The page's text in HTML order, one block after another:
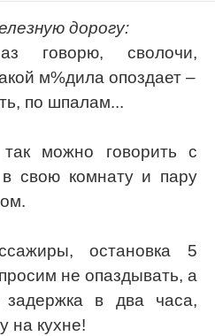
дорогу:
говорю, сволочи,
м%дила опоздает –
по шпалам...
можно говорить с
свою комнату и пару
остановка 5
не опаздывать, а
задержка в два часа,
на кухне!